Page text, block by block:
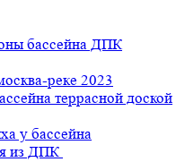
бассейна ДПК
реке 2023
террасной доской
у бассейна
из ДПК